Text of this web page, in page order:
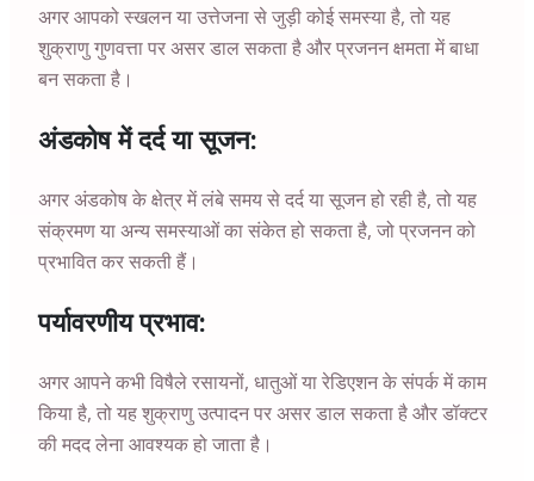
अगर आपको स्खलन या उत्तेजना से जुड़ी कोई समस्या है, तो यह
शुक्राणु गुणवत्ता पर असर डाल सकता है और प्रजनन क्षमता में बाधा
बन सकता है।
अंडकोष में दर्द या सूजन:
अगर अंडकोष के क्षेत्र में लंबे समय से दर्द या सूजन हो रही है, तो यह
संक्रमण या अन्य समस्याओं का संकेत हो सकता है, जो प्रजनन को
प्रभावित कर सकती हैं।
पर्यावरणीय प्रभाव:
अगर आपने कभी विषैले रसायनों, धातुओं या रेडिएशन के संपर्क में काम
किया है, तो यह शुक्राणु उत्पादन पर असर डाल सकता है और डॉक्टर
की मदद लेना आवश्यक हो जाता है।